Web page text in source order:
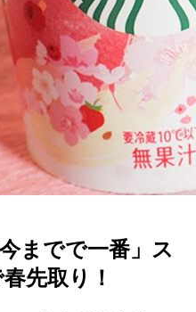
までで一番」ス
先取り！